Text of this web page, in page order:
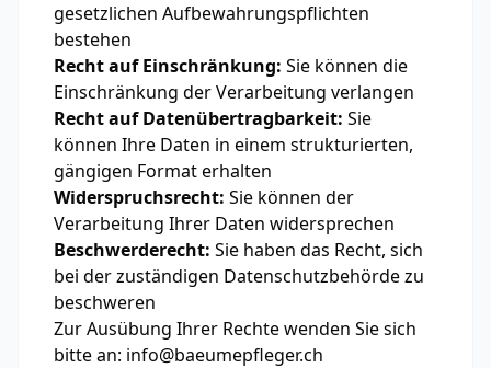
gesetzlichen Aufbewahrungspflichten
bestehen
Recht auf Einschränkung: Sie können die
Einschränkung der Verarbeitung verlangen
Recht auf Datenübertragbarkeit: Sie
können Ihre Daten in einem strukturierten,
gängigen Format erhalten
Widerspruchsrecht: Sie können der
Verarbeitung Ihrer Daten widersprechen
Beschwerderecht: Sie haben das Recht, sich
bei der zuständigen Datenschutzbehörde zu
beschweren
Zur Ausübung Ihrer Rechte wenden Sie sich
bitte an: info@baeumepfleger.ch